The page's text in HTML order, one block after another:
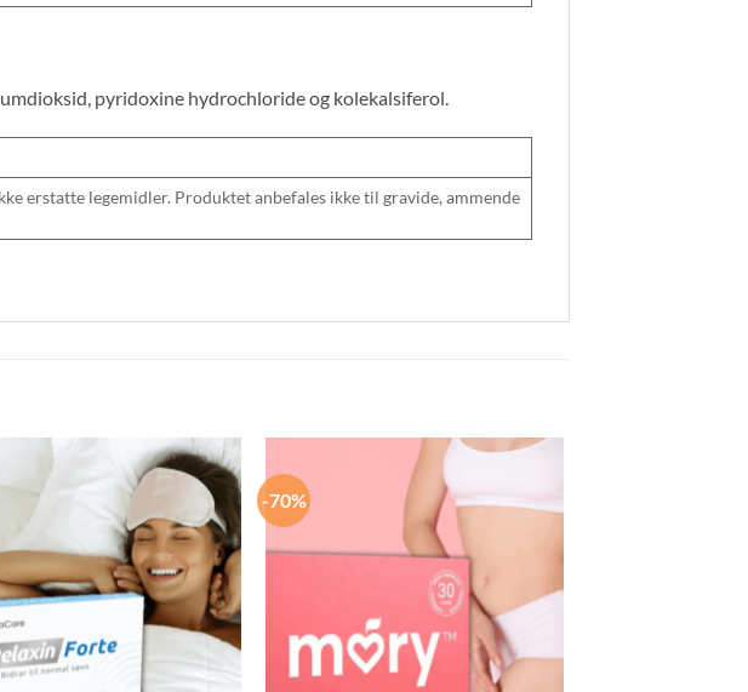
pyridoxine hydrochloride og kolekalsiferol.
erstatte legemidler. Produktet anbefales ikke til gravide, ammende
-70%